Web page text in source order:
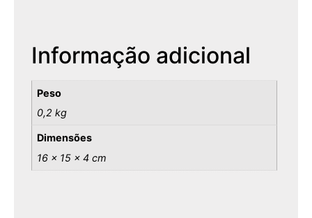
Informação adicional
Peso
0,2 kg
Dimensões
16 × 15 × 4 cm